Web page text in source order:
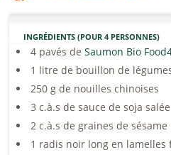
INGRÉDIENTS (POUR 4 PERSONNES)
4 pavés deSaumon Bio
1 litre de bouillon de
250 g de nouilles chinoises
3 c.à.s de sauce de soja salée
2 c.à.s de graines de
1 radis noir long en lamelles